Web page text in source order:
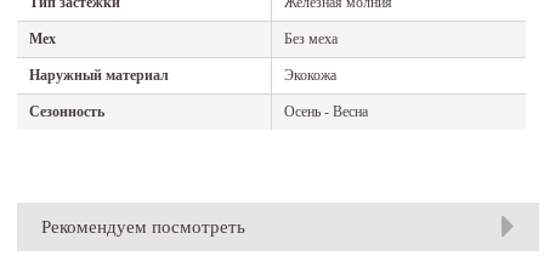
Мех Без меха
Наружный материал Экокожа
Сезонность Осень - Весна
Рекомендуем посмотреть